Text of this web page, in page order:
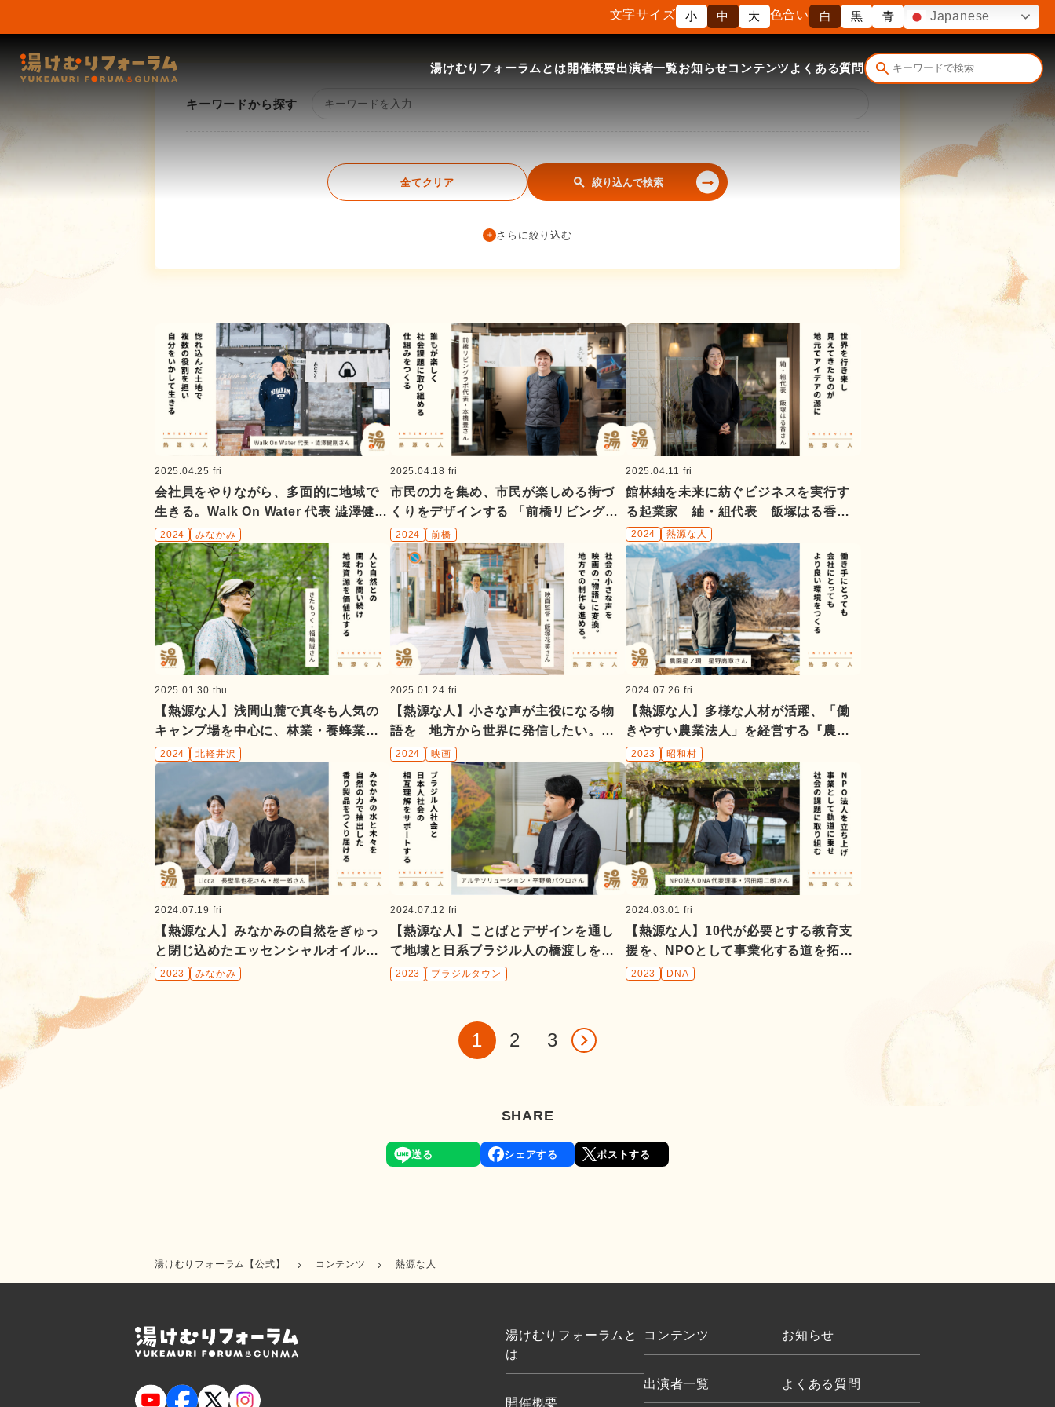
文字サイズ 小 中 大 色合い 白 黒 青 Japanese
湯けむりフォーラムとは開催概要出演者一覧お知らせコンテンツ よくある質問
キーワードから探す
全てクリア 絞り込んで検索
さらに絞り込む
2025.04.25 fri
会社員をやりながら、多面的に地域で
生きる。Walk On Water 代表 澁澤健剛
さん
2024 みなかみ
2025.04.18 fri
市民の力を集め、市民が楽しめる街づ
くりをデザインする 「前橋リビングラ
ボ」本橋豊さん
2024 前橋
2025.04.11 fri
館林紬を未来に紡ぐビジネスを実行す
る起業家 紬・組代表 飯塚はる香さ
ん2024 熱源な人
2025.01.30 thu
【熱源な人】浅間山麓で真冬も人気の
キャンプ場を中心に、林業・養蜂業も
含めた地域資源循環型事業を展開す
る きたもっく・福嶋誠さん
2024 北軽井沢
2025.01.24 fri
【熱源な人】小さな声が主役になる物
語を 地方から世界に発信したい。映
画監督 飯塚花笑さん
2024 映画
2024.07.26 fri
【熱源な人】多様な人材が活躍、「働
きやすい農業法人」を経営する『農園
星ノ環』星野高章さん
2023 昭和村
2024.07.19 fri
【熱源な人】みなかみの自然をぎゅっ
と閉じ込めたエッセンシャルオイルを
手がける Licca 長壁早也花さん・総一
2023 みなかみ
2024.07.12 fri
【熱源な人】ことばとデザインを通し
て地域と日系ブラジル人の橋渡しをし
てきた アルテソリューション代表
2023 ブラジルタウン
2024.03.01 fri
【熱源な人】10代が必要とする教育支
援を、NPOとして事業化する道を拓い
てきた NPO法人DNA代表理事 ・沼田
2023 DNA
1 2 3 >
SHARE
送る シェアする ポストする
湯けむりフォーラム【公式】 コンテンツ 熱源な人
湯けむりフォーラムと
は
開催概要
お知らせ
よくある質問
コンテンツ
出演者一覧